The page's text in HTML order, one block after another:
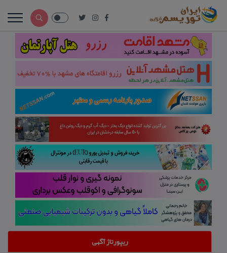
ریپورتاژ آگهی